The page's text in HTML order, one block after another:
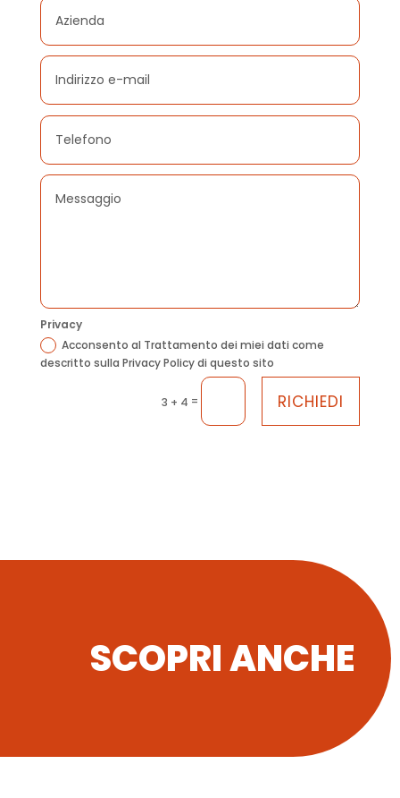
Privacy
Acconsento al Trattamento dei miei dati come
descritto sulla Privacy Policy di questo sito
3 + 4 = RICHIEDI
SCOPRI ANCHE